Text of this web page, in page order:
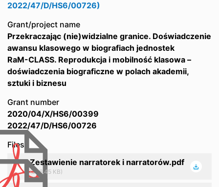
2022/47/D/HS6/00726)
Grant/project name
Przekraczając (nie)widzialne granice. Doświadczenie
awansu klasowego w biografiach jednostek
RaM-CLASS. Reprodukcja i mobilność klasowa –
doświadczenia biograficzne w polach akademii,
sztuki i biznesu
Grant number
2020/04/X/HS6/00399
2022/47/D/HS6/00726
Files
Zestawienie narratorek i narratorów.pdf
(206.45 KB)